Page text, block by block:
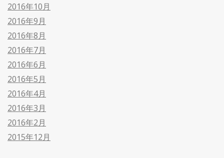
2016年10月
2016年9月
2016年8月
2016年7月
2016年6月
2016年5月
2016年4月
2016年3月
2016年2月
2015年12月